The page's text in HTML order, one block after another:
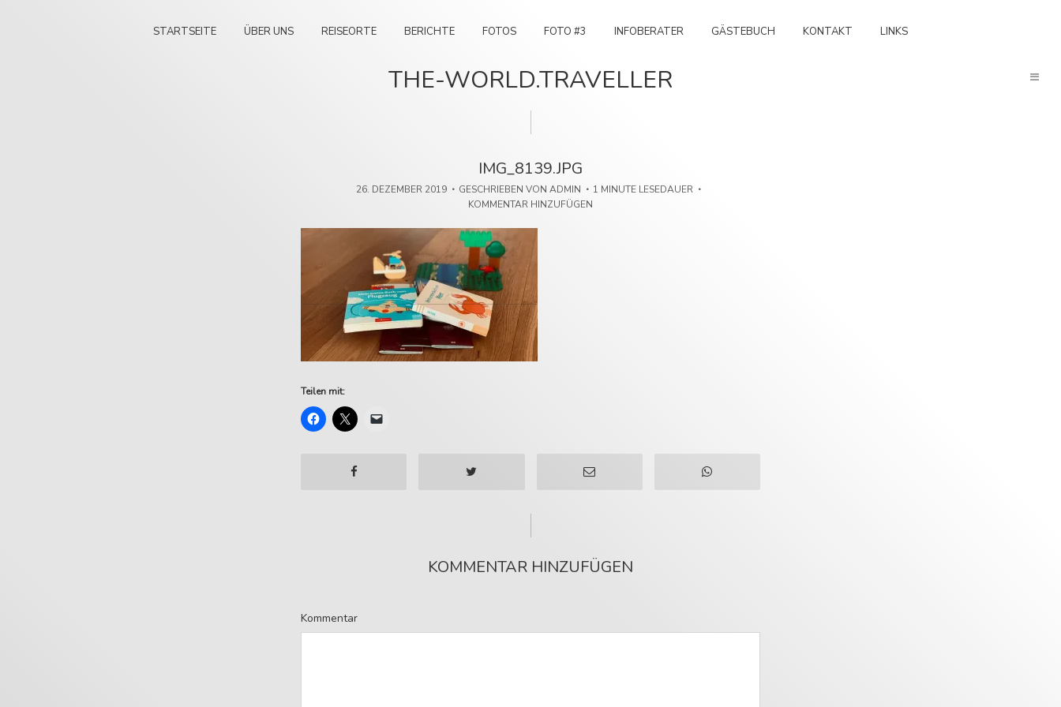
STARTSEITE ÜBER UNS REISEORTE BERICHTE FOTOS FOTO #3 INFOBERATER GÄSTEBUCH KONTAKT LINKS
THE-WORLD.TRAVELLER
IMG_8139.JPG
26. DEZEMBER 2019 GESCHRIEBEN VON ADMIN
1 MINUTE LESEDAUER
KOMMENTAR HINZUFÜGEN
Teilen mit:
KOMMENTAR HINZUFÜGEN
Kommentar